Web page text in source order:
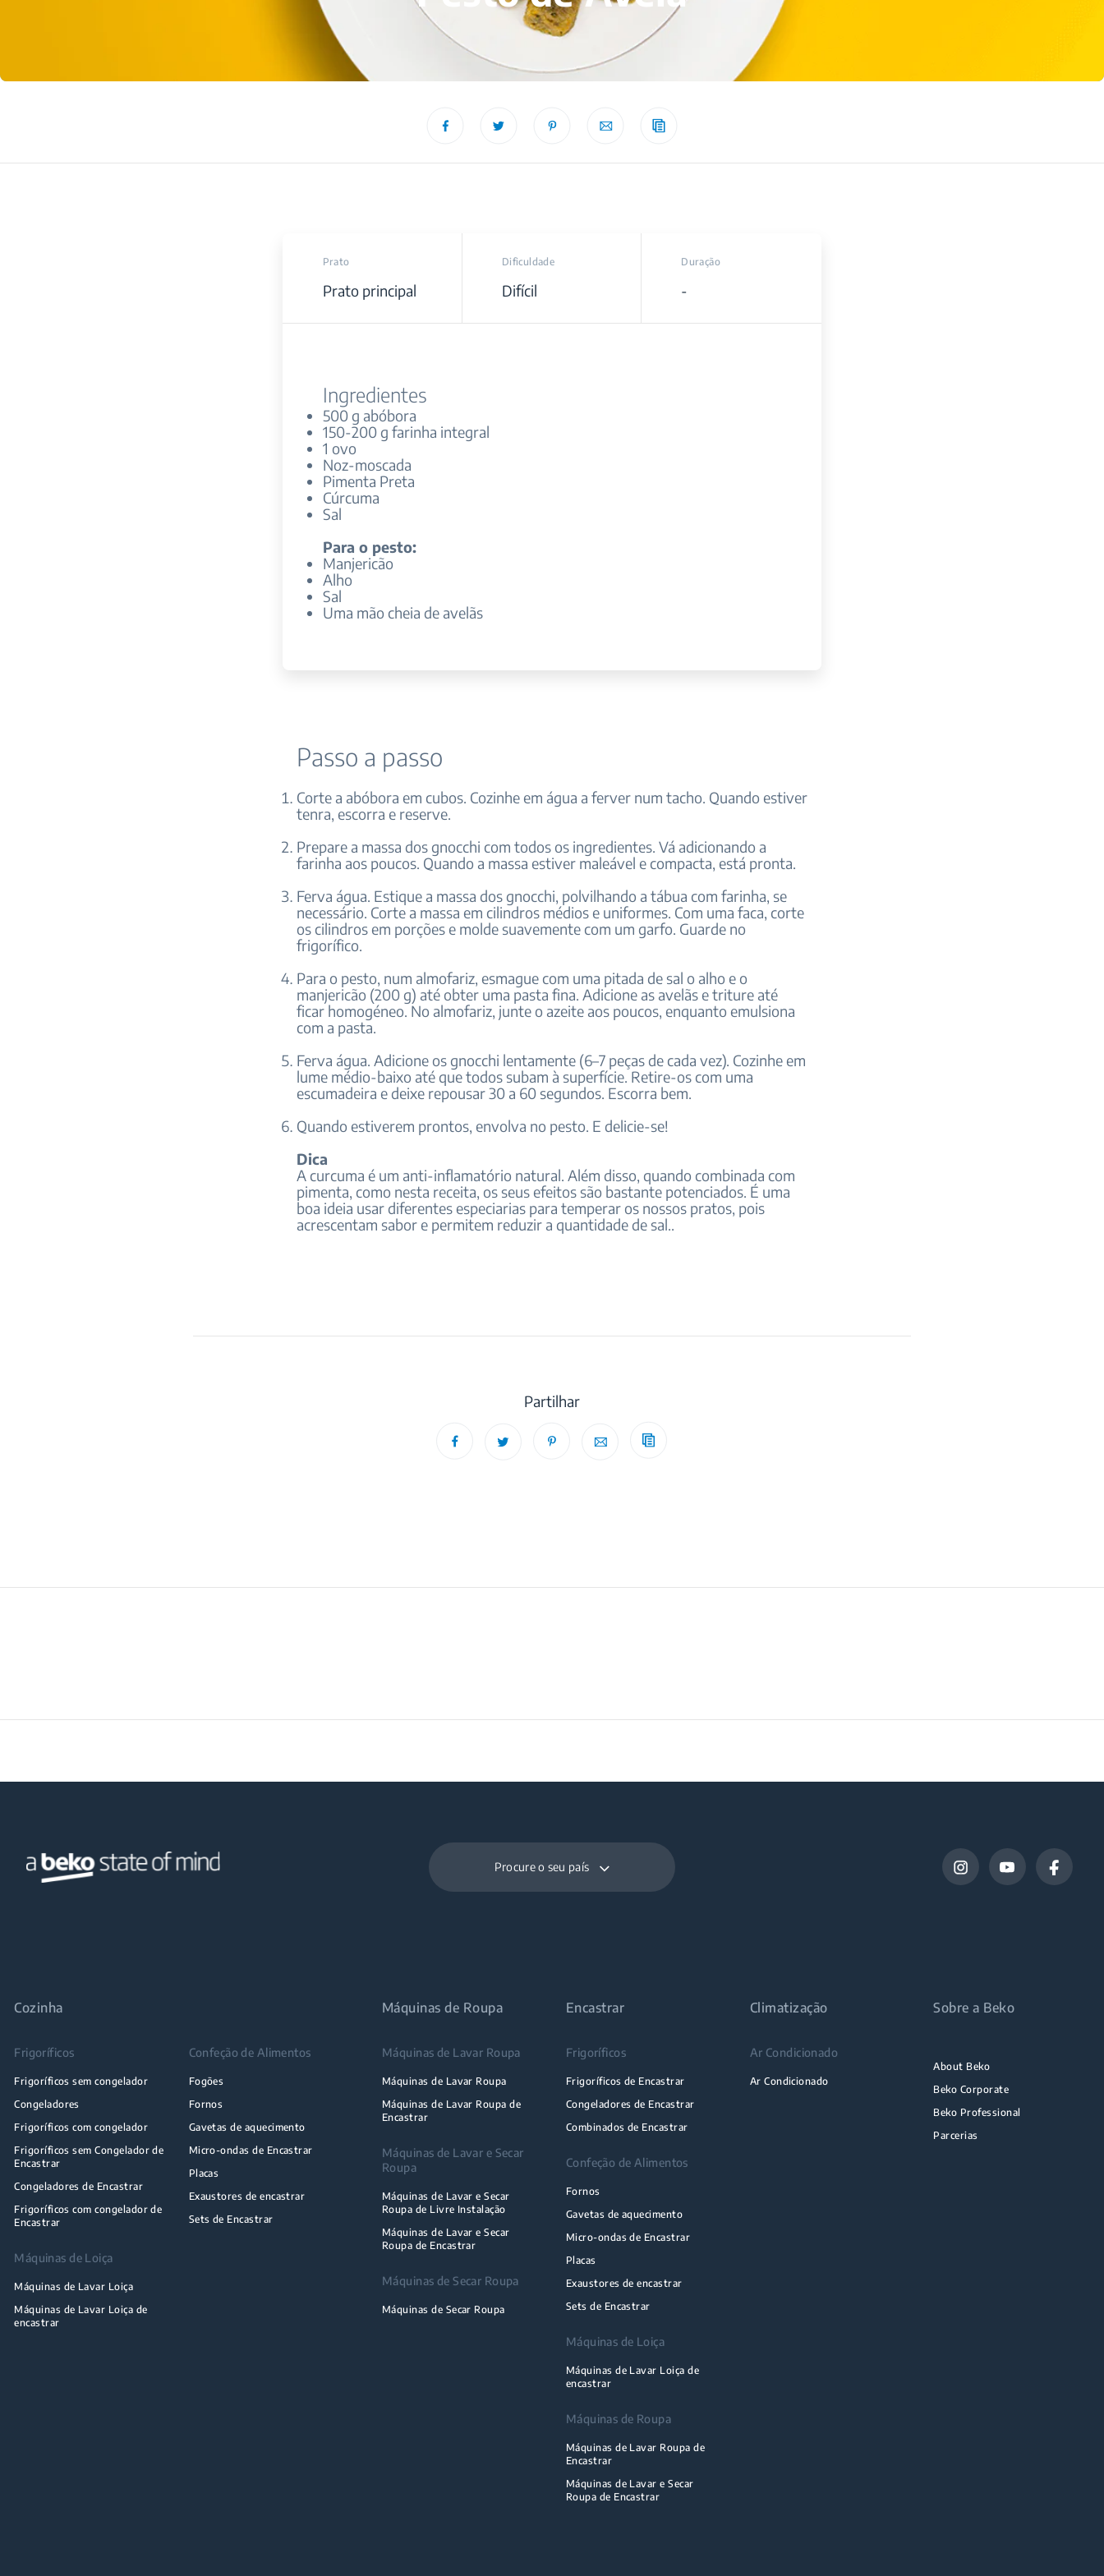
Prato
Prato principal
Dificuldade
Difícil
Duração
-
Ingredientes
500 g abóbora
150-200 g farinha integral
1 ovo
Noz-moscada
Pimenta Preta
Cúrcuma
Sal
Para o pesto:
Manjericão
Alho
Sal
Uma mão cheia de avelãs
Passo a passo
Corte a abóbora em cubos. Cozinhe em água a ferver num tacho. Quando estiver
tenra, escorra e reserve.
Prepare a massa dos gnocchi com todos os ingredientes. Vá adicionando a
farinha aos poucos. Quando a massa estiver maleável e compacta, está pronta.
Ferva água. Estique a massa dos gnocchi, polvilhando a tábua com farinha, se
necessário. Corte a massa em cilindros médios e uniformes. Com uma faca, corte
os cilindros em porções e molde suavemente com um garfo. Guarde no
frigorífico.
Para o pesto, num almofariz, esmague com uma pitada de sal o alho e o
manjericão (200 g) até obter uma pasta fina. Adicione as avelãs e triture até
ficar homogéneo. No almofariz, junte o azeite aos poucos, enquanto emulsiona
com a pasta.
Ferva água. Adicione os gnocchi lentamente (6–7 peças de cada vez). Cozinhe em
lume médio-baixo até que todos subam à superfície. Retire-os com uma
escumadeira e deixe repousar 30 a 60 segundos. Escorra bem.
Quando estiverem prontos, envolva no pesto. E delicie-se!
Dica
A curcuma é um anti-inflamatório natural. Além disso, quando combinada com
pimenta, como nesta receita, os seus efeitos são bastante potenciados. É uma
boa ideia usar diferentes especiarias para temperar os nossos pratos, pois
acrescentam sabor e permitem reduzir a quantidade de sal..
Partilhar
Procure o seu país
Cozinha
Frigoríficos
Frigoríficos sem congelador
Congeladores
Frigoríficos com congelador
Frigoríficos sem Congelador de
Encastrar
Congeladores de Encastrar
Frigoríficos com congelador de
Encastrar
Confeção de Alimentos
Fogões
Fornos
Gavetas de aquecimento
Micro-ondas de Encastrar
Placas
Exaustores de encastrar
Sets de Encastrar
Máquinas de Loiça
Máquinas de Lavar Loiça
Máquinas de Lavar Loiça de
encastrar
Máquinas de Roupa
Máquinas de Lavar Roupa
Máquinas de Lavar Roupa
Máquinas de Lavar Roupa de
Encastrar
Máquinas de Lavar e Secar
Roupa
Máquinas de Lavar e Secar
Roupa de Livre Instalação
Máquinas de Lavar e Secar
Roupa de Encastrar
Máquinas de Secar Roupa
Máquinas de Secar Roupa
Encastrar
Frigoríficos
Frigoríficos de Encastrar
Congeladores de Encastrar
Combinados de Encastrar
Confeção de Alimentos
Fornos
Gavetas de aquecimento
Micro-ondas de Encastrar
Placas
Exaustores de encastrar
Sets de Encastrar
Máquinas de Loiça
Máquinas de Lavar Loiça de
encastrar
Máquinas de Roupa
Máquinas de Lavar Roupa de
Encastrar
Máquinas de Lavar e Secar
Roupa de Encastrar
Climatização
Ar Condicionado
Ar Condicionado
Sobre a Beko
About Beko
Beko Corporate
Beko Professional
Parcerias